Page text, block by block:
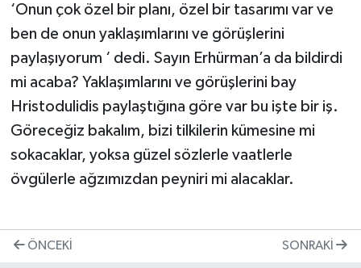
‘Onun çok özel bir planı, özel bir tasarımı var ve
ben de onun yaklaşımlarını ve görüşlerini
paylaşıyorum ‘ dedi. Sayın Erhürman’a da bildirdi
mi acaba? Yaklaşımlarını ve görüşlerini bay
Hristodulidis paylaştığına göre var bu işte bir iş.
Göreceğiz bakalım, bizi tilkilerin kümesine mi
sokacaklar, yoksa güzel sözlerle vaatlerle
övgülerle ağzımızdan peyniri mi alacaklar.
ÖNCEKI SONRAKI